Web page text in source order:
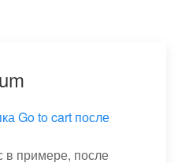
Go to cart после
в примере, после